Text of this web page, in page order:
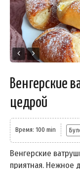
Венгерские
цедрой
Время: 100 min
Венгерские
приятная. Нежное